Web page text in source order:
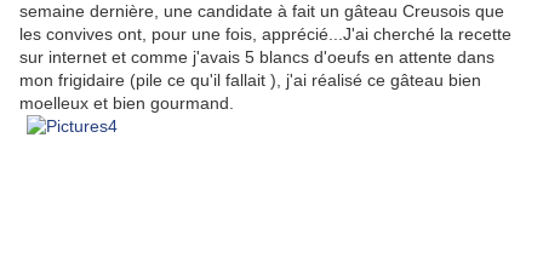
semaine dernière, une candidate à fait un gâteau Creusois que
les convives ont, pour une fois, apprécié...J'ai cherché la recette
sur internet et comme j'avais 5 blancs d'oeufs en attente dans
mon frigidaire (pile ce qu'il fallait ), j'ai réalisé ce gâteau bien
moelleux et bien gourmand.